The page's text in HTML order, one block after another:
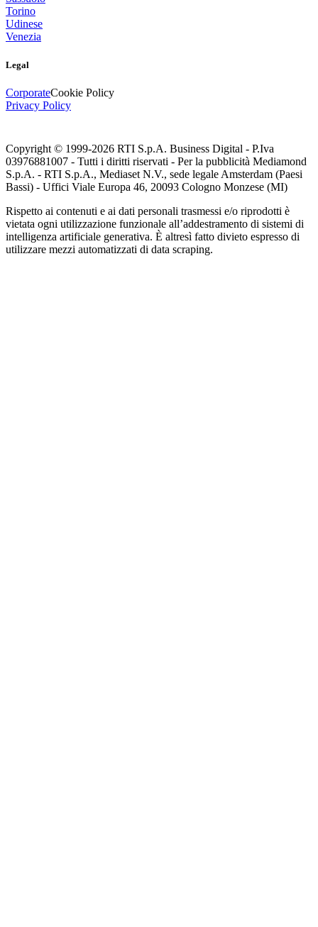
Torino
Udinese
Venezia
Legal
CorporateCookie Policy
Privacy Policy
Copyright © 1999-2026 RTI S.p.A. Business Digital - P.Iva
03976881007 - Tutti i diritti riservati - Per la pubblicità Mediamond
S.p.A. - RTI S.p.A., Mediaset N.V., sede legale Amsterdam (Paesi
Bassi) - Uffici Viale Europa 46, 20093 Cologno Monzese (MI)
Rispetto ai contenuti e ai dati personali trasmessi e/o riprodotti è
vietata ogni utilizzazione funzionale all’addestramento di sistemi di
intelligenza artificiale generativa. È altresì fatto divieto espresso di
utilizzare mezzi automatizzati di data scraping.